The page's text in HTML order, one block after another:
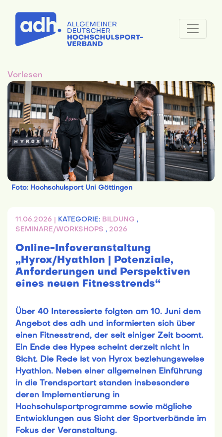
Vorlesen
Foto: Hochschulsport Uni Göttingen
11.06.2026 | KATEGORIE: BILDUNG ,
SEMINARE/WORKSHOPS , 2026
Online-Infoveranstaltung
„Hyrox/Hyathlon | Potenziale,
Anforderungen und Perspektiven
eines neuen Fitnesstrends“
Über 40 Interessierte folgten am 10. Juni dem
Angebot des adh und informierten sich über
einen Fitnesstrend, der seit einiger Zeit boomt.
Ein Ende des Hypes scheint derzeit nicht in
Sicht. Die Rede ist von Hyrox beziehungsweise
Hyathlon. Neben einer allgemeinen Einführung
in die Trendsportart standen insbesondere
deren Implementierung in
Hochschulsportprogramme sowie mögliche
Entwicklungen aus Sicht der Sportverbände im
Fokus der Veranstaltung.